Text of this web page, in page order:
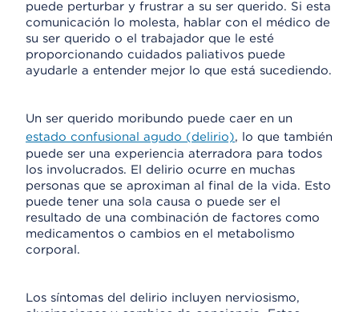
puede perturbar y frustrar a su ser querido. Si esta
comunicación lo molesta, hablar con el médico de
su ser querido o el trabajador que le esté
proporcionando cuidados paliativos puede
ayudarle a entender mejor lo que está sucediendo.
Un ser querido moribundo puede caer en un
estado confusional agudo (delirio), lo que también
puede ser una experiencia aterradora para todos
los involucrados. El delirio ocurre en muchas
personas que se aproximan al final de la vida. Esto
puede tener una sola causa o puede ser el
resultado de una combinación de factores como
medicamentos o cambios en el metabolismo
corporal.
Los síntomas del delirio incluyen nerviosismo,